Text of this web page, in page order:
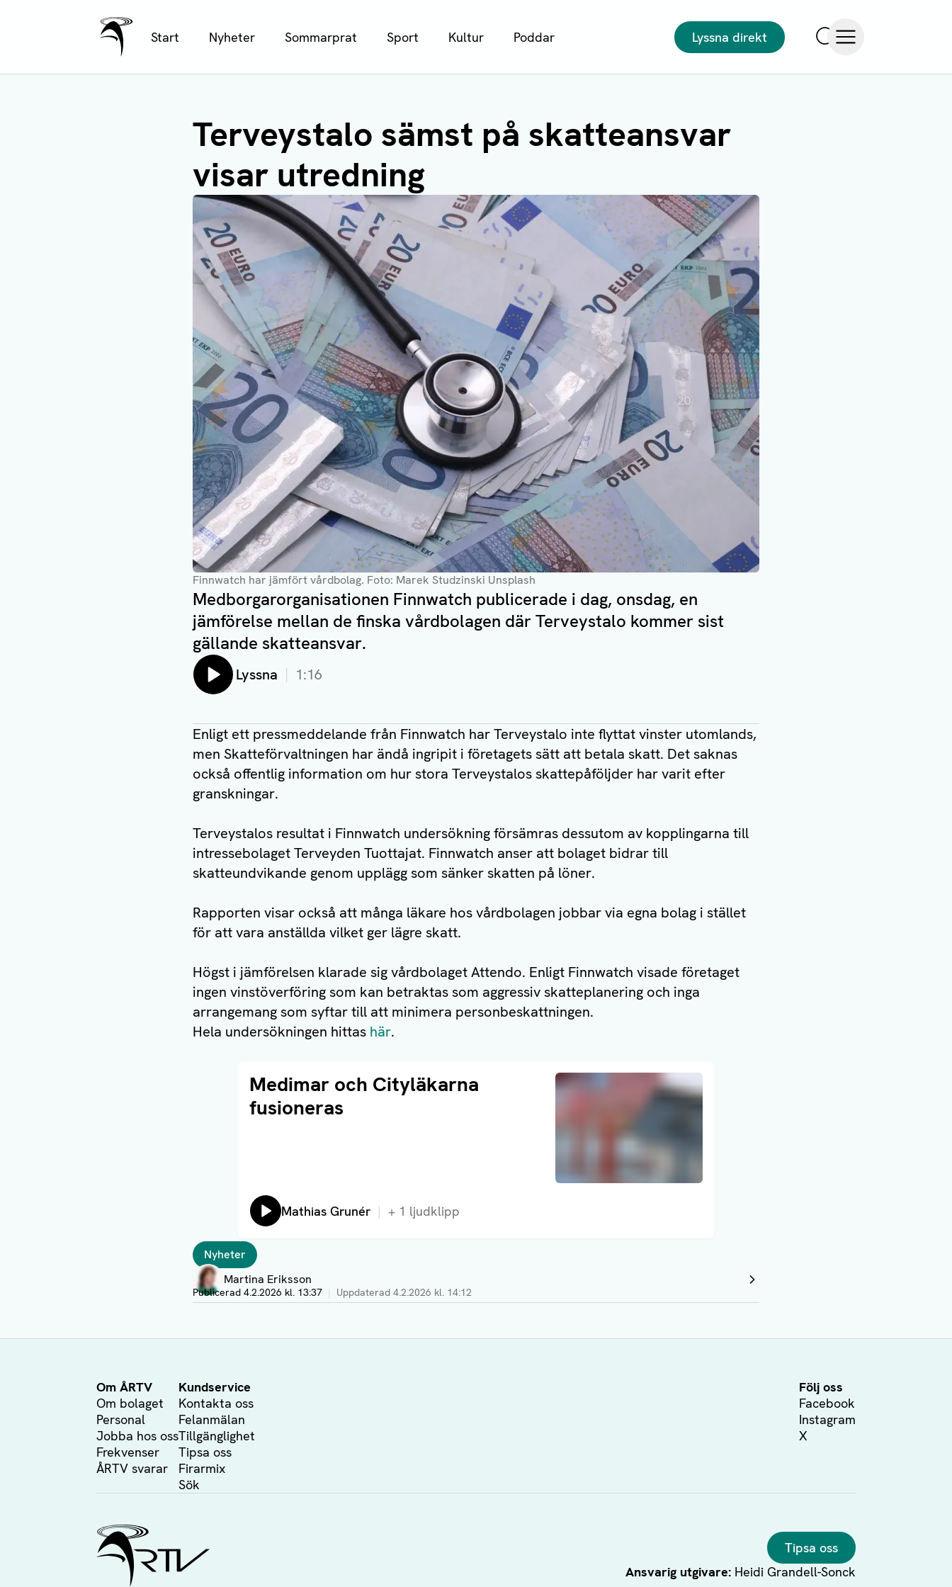
Ålands Radio & TV
Start Nyheter Sommarprat Sport Kultur Poddar
Lyssna direkt
Terveystalo sämst på skatteansvar
visar utredning
Finnwatch har jämfört vårdbolag. Foto: Marek Studzinski Unsplash
Medborgarorganisationen Finnwatch publicerade i dag, onsdag, en
jämförelse mellan de finska vårdbolagen där Terveystalo kommer sist
gällande skatteansvar.
Lyssna 1:16
Enligt ett pressmeddelande från Finnwatch har Terveystalo inte flyttat vinster utomlands,
men Skatteförvaltningen har ändå ingripit i företagets sätt att betala skatt. Det saknas
också offentlig information om hur stora Terveystalos skattepåföljder har varit efter
granskningar.
Terveystalos resultat i Finnwatch undersökning försämras dessutom av kopplingarna till
intressebolaget Terveyden Tuottajat. Finnwatch anser att bolaget bidrar till
skatteundvikande genom upplägg som sänker skatten på löner.
Rapporten visar också att många läkare hos vårdbolagen jobbar via egna bolag i stället
för att vara anställda vilket ger lägre skatt.
Högst i jämförelsen klarade sig vårdbolaget Attendo. Enligt Finnwatch visade företaget
ingen vinstöverföring som kan betraktas som aggressiv skatteplanering och inga
arrangemang som syftar till att minimera personbeskattningen.
Hela undersökningen hittas här.
Medimar och Cityläkarna
fusioneras
Läs artikel
Lyssna på:
Mathias Grunér + 1 ljudklipp
TaggarNyheter
Författare
Martina Eriksson
Visa profil
Publicerad 4.2.2026 kl. 13:37 Uppdaterad 4.2.2026 kl. 14:12
Om ÅRTV
Om bolaget
Personal
Jobba hos oss
Frekvenser
ÅRTV svarar
Kundservice
Kontakta oss
Felanmälan
Tillgänglighet
Tipsa oss
Firarmix
Sök
Följ oss
Facebook
Instagram
X
Ålands Radio & TV
Tipsa oss
Ansvarig utgivare: Heidi Grandell-Sonck